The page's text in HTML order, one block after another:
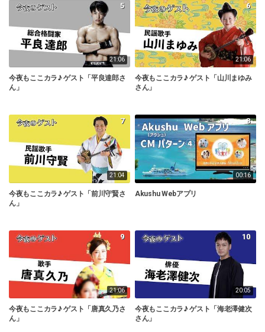
21:06
5
今夜もここカラ♪ ゲスト「平良達郎さ
ん」
21:06
6
今夜もここカラ♪ ゲスト「山川まゆみ
さん」
21:04
7
今夜もここカラ♪ ゲスト「前川守賢さ
ん」
00:16
8
Akushu Webアプリ
21:06
9
今夜もここカラ♪ ゲスト「唐真久乃さ
ん」
20:05
10
今夜もここカラ♪ ゲスト「海老澤健次
さん」